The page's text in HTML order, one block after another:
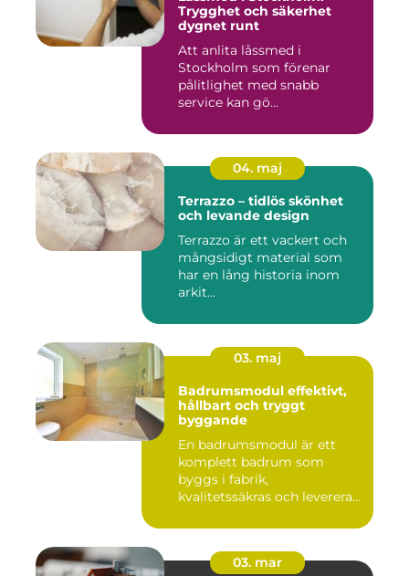
Trygghet och säkerhet
dygnet runt
Att anlita låssmed i
Stockholm som förenar
pålitlighet med snabb
service kan gö...
04. maj
Terrazzo – tidlös skönhet
och levande design
Terrazzo är ett vackert och
mångsidigt material som
har en lång historia inom
arkit...
03. maj
Badrumsmodul effektivt,
hållbart och tryggt
byggande
En badrumsmodul är ett
komplett badrum som
byggs i fabrik,
kvalitetssäkras och levereras
03. mar